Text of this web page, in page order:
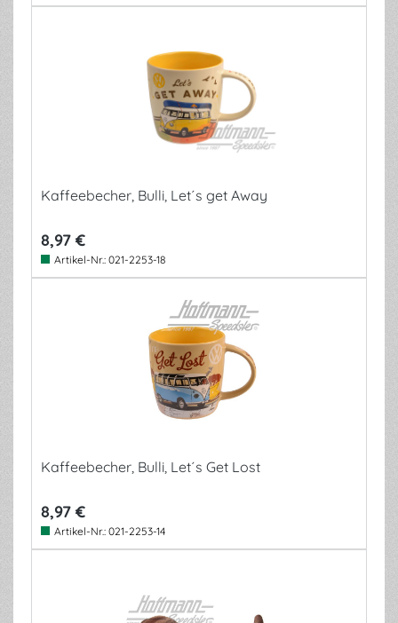
Kaffeebecher, Bulli, Let´s get Away
8,97 €
Artikel-Nr.: 021-2253-18
Kaffeebecher, Bulli, Let´s Get Lost
8,97 €
Artikel-Nr.: 021-2253-14